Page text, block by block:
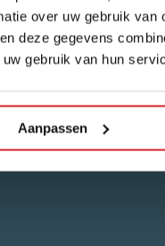
over uw gebruik
deze gegevens
gebruik van hun
Aanpassen
reviews